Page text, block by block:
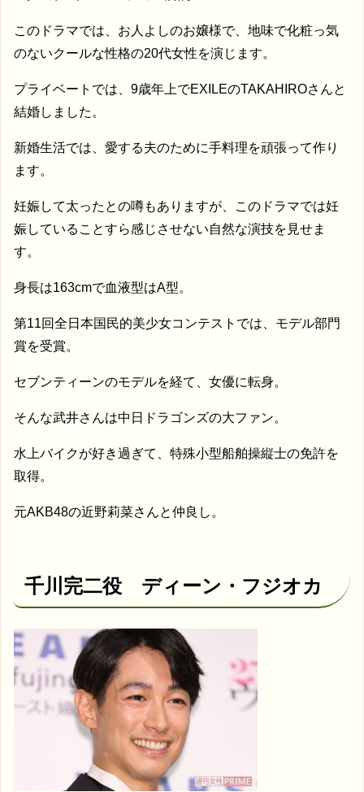
このドラマでは、お人よしのお嬢様で、地味で化粧っ気
のないクールな性格の20代女性を演じます。
プライベートでは、9歳年上でEXILEのTAKAHIROさんと
結婚しました。
新婚生活では、愛する夫のために手料理を頑張って作り
ます。
妊娠して太ったとの噂もありますが、このドラマでは妊
娠していることすら感じさせない自然な演技を見せま
す。
身長は163cmで血液型はA型。
第11回全日本国民的美少女コンテストでは、モデル部門
賞を受賞。
セブンティーンのモデルを経て、女優に転身。
そんな武井さんは中日ドラゴンズの大ファン。
水上バイクが好き過ぎて、特殊小型船舶操縦士の免許を
取得。
元AKB48の近野莉菜さんと仲良し。
千川完二役 ディーン・フジオカ